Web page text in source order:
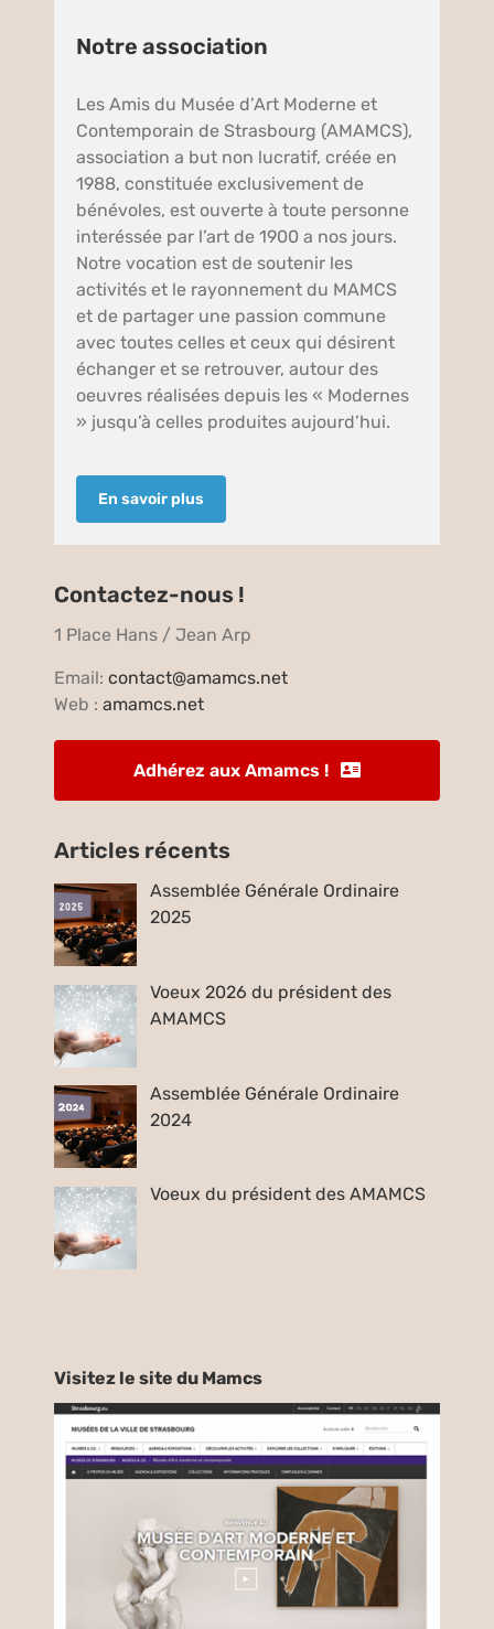
Notre association
Les Amis du Musée d’Art Moderne et
Contemporain de Strasbourg (AMAMCS),
association a but non lucratif, créée en
1988, constituée exclusivement de
bénévoles, est ouverte à toute personne
interéssée par l’art de 1900 a nos jours.
Notre vocation est de soutenir les
activités et le rayonnement du MAMCS
et de partager une passion commune
avec toutes celles et ceux qui désirent
échanger et se retrouver, autour des
oeuvres réalisées depuis les « Modernes
» jusqu’à celles produites aujourd’hui.
En savoir plus
Contactez-nous !
1 Place Hans / Jean Arp
Email:contact@amamcs.net
Web :amamcs.net
Adhérez aux Amamcs !
Articles récents
Assemblée Générale Ordinaire
2025
Voeux 2026 du président des
AMAMCS
Assemblée Générale Ordinaire
2024
Voeux du président des AMAMCS
Visitez le site du Mamcs